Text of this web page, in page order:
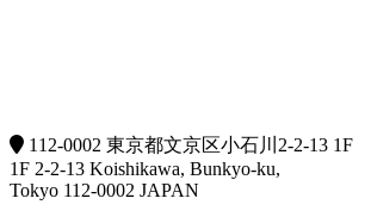
112-0002 東京都文京区小石川2-2-13 1F
1F 2-2-13 Koishikawa, Bunkyo-ku,
Tokyo 112-0002 JAPAN